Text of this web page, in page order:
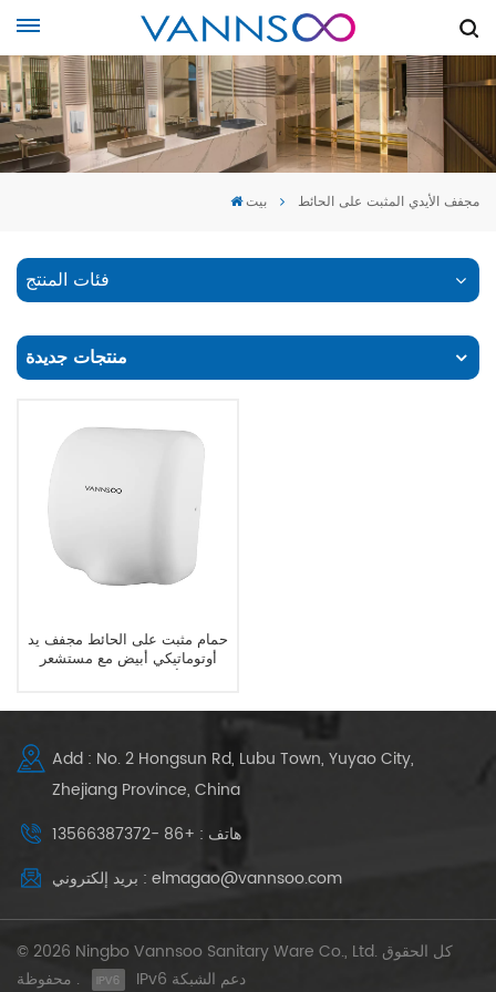
بيت مجفف الأيدي المثبت على الحائط
فئات المنتج
منتجات جديدة
حمام مثبت على الحائط مجفف يد
أوتوماتيكي أبيض مع مستشعر
الأشعة تحت الحمراء
Add : No. 2 Hongsun Rd, Lubu Town, Yuyao City,
Zhejiang Province, China
هاتف : +86 -13566387372
بريد إلكتروني : elmagao@vannsoo.com
© 2026 Ningbo Vannsoo Sanitary Ware Co., Ltd. كل الحقوق
محفوظة .
IPv6 دعم الشبكة